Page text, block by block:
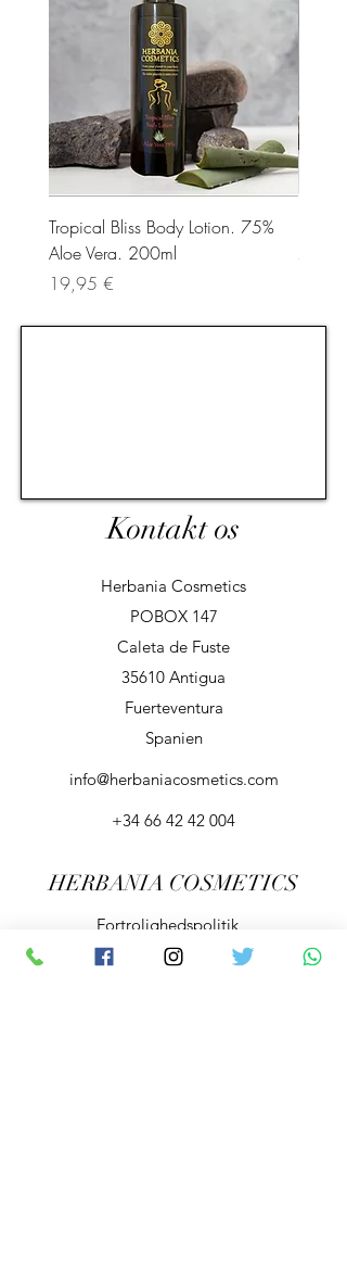
Tropical Bliss Body Lotion. 75%
Aloe Vera. 200ml
Pris
19,95 €
75ml
Kontakt os
Herbania Cosmetics
POBOX 147
Caleta de Fuste
35610 Antigua
Fuerteventura
Spanien
info@herbaniacosmetics.com
+34 66 42 42 004
HERBANIA COSMETICS
Fortrolighedspolitik
Vilkår og Betingelser